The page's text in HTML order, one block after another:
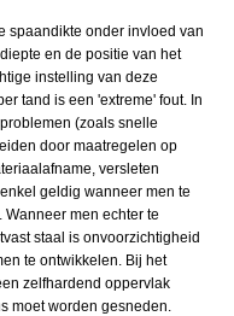
spaandikte onder invloed van
en de positie van het
instelling van deze
tand is een 'extreme' fout. In
(zoals snelle
door maatregelen op
versleten
geldig wanneer men te
men echter te
staal is onvoorzichtigheid
te ontwikkelen. Bij het
zelfhardend oppervlak
moet worden gesneden.